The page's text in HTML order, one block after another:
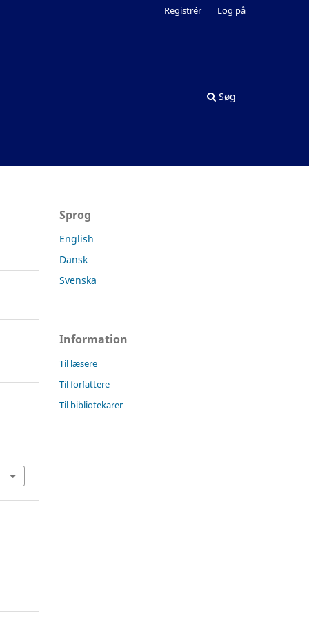
Søg
Registrér Log på
Sprog
English
Dansk
Svenska
Information
Til læsere
Til forfattere
Til bibliotekarer